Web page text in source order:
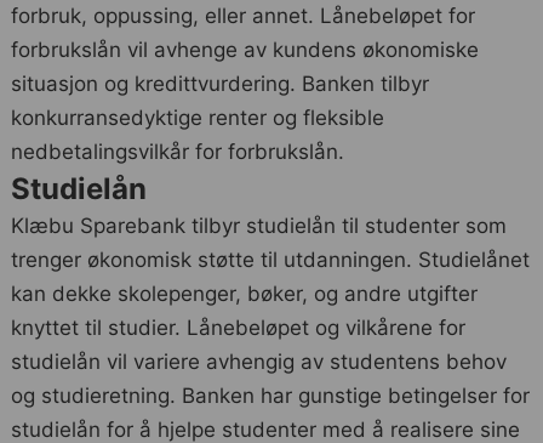
forbruk, oppussing, eller annet. Lånebeløpet for
forbrukslån vil avhenge av kundens økonomiske
situasjon og kredittvurdering. Banken tilbyr
konkurransedyktige renter og fleksible
nedbetalingsvilkår for forbrukslån.
Studielån
Klæbu Sparebank tilbyr studielån til studenter som
trenger økonomisk støtte til utdanningen. Studielånet
kan dekke skolepenger, bøker, og andre utgifter
knyttet til studier. Lånebeløpet og vilkårene for
studielån vil variere avhengig av studentens behov
og studieretning. Banken har gunstige betingelser for
studielån for å hjelpe studenter med å realisere sine